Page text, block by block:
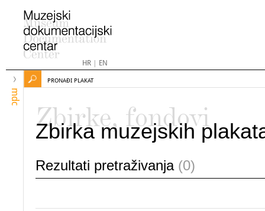
HR| EN
mdc
PRONAĐI PLAKAT
Zbirke, fondovi
Zbirka muzejskih
Rezultati pretraživanja (0)